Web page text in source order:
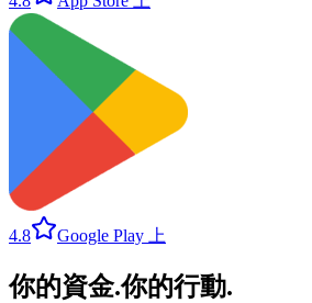
4.8 Google Play 上
你的資金.你的行動.